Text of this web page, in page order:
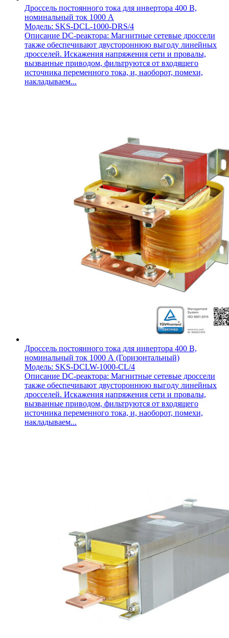
Дроссель постоянного тока для инвертора 400 В,
номинальный ток 1000 А
Модель: SKS-DCL-1000-DRS/4
Описание DC-реактора: Магнитные сетевые дроссели
также обеспечивают двустороннюю выгоду линейных
дросселей. Искажения напряжения сети и провалы,
вызванные приводом, фильтруются от входящего
источника переменного тока, и, наоборот, помехи,
накладываем...
Дроссель постоянного тока для инвертора 400 В,
номинальный ток 1000 А (Горизонтальный)
Модель: SKS-DCLW-1000-CL/4
Описание DC-реактора: Магнитные сетевые дроссели
также обеспечивают двустороннюю выгоду линейных
дросселей. Искажения напряжения сети и провалы,
вызванные приводом, фильтруются от входящего
источника переменного тока, и, наоборот, помехи,
накладываем...